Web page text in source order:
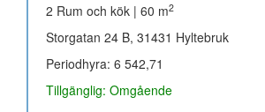
2 Rum och kök | 60 m2
Storgatan 24 B, 31431 Hyltebruk
Periodhyra: 6 542,71
Tillgänglig: Omgående